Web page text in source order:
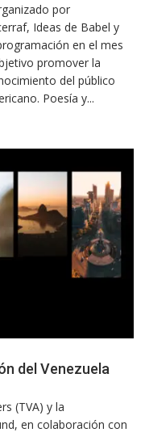
por
Ideas de Babel y
en el mes
promover la
del público
Poesía y...
del Venezuela
(TVA) y la
en colaboración con